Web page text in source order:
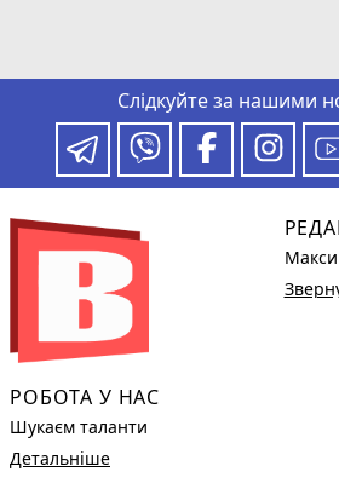
Слідкуйте за нашими
РОБОТА У НАС
Шукаєм таланти
Детальніше